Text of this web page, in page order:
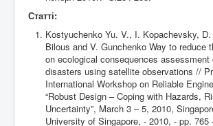
Статті:
Kostyuchenko Yu. V., I. Kopachevsky,
Bilous and V. Gunchenko Way to reduce
on ecological consequences assessment
disasters using satellite observations //
International Workshop on Reliable
“Robust Design – Coping with Hazards,
Uncertainty”, March 3 – 5, 2010,
University of Singapore, - 2010, - pp. 765